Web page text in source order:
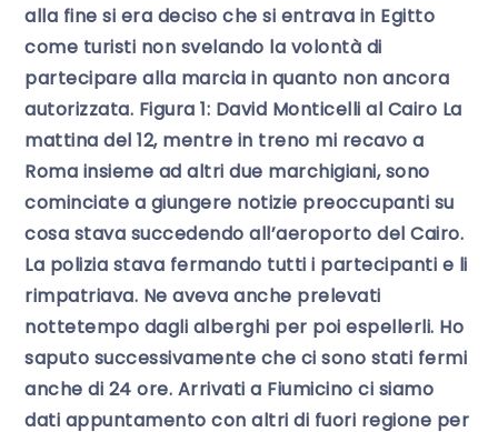
alla fine si era deciso che si entrava in Egitto
come turisti non svelando la volontà di
partecipare alla marcia in quanto non ancora
autorizzata. Figura 1: David Monticelli al Cairo La
mattina del 12, mentre in treno mi recavo a
Roma insieme ad altri due marchigiani, sono
cominciate a giungere notizie preoccupanti su
cosa stava succedendo all’aeroporto del Cairo.
La polizia stava fermando tutti i partecipanti e li
rimpatriava. Ne aveva anche prelevati
nottetempo dagli alberghi per poi espellerli. Ho
saputo successivamente che ci sono stati fermi
anche di 24 ore. Arrivati a Fiumicino ci siamo
dati appuntamento con altri di fuori regione per